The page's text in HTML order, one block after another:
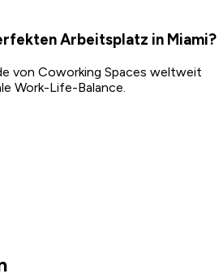
Arbeitsplatz in Miami?
von Coworking Spaces weltweit
Work-Life-Balance.